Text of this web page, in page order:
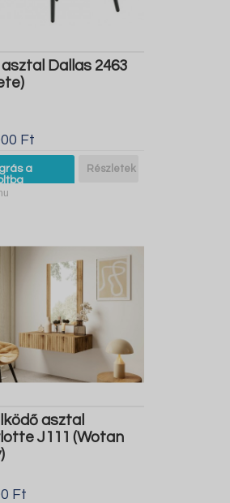
asztal Dallas 2463
Ft
a
Részletek
asztal
J111 (Wotan
Ft